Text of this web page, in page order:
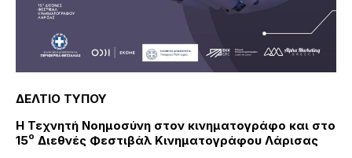
ΔΕΛΤΙΟ ΤΥΠΟΥ
Η Τεχνητή Νοημοσύνη στον κινηματογράφο και στο
15ο Διεθνές Φεστιβάλ Κινηματογράφου Λάρισας